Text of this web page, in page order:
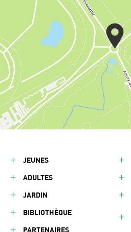
JEUNES
ADULTES
JARDIN
BIBLIOTHÈQUE
PARTENAIRES